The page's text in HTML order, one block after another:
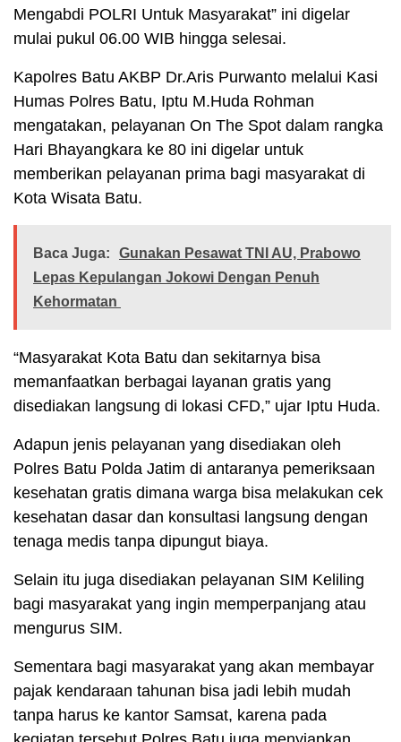
Mengabdi POLRI Untuk Masyarakat” ini digelar
mulai pukul 06.00 WIB hingga selesai.
Kapolres Batu AKBP Dr.Aris Purwanto melalui Kasi
Humas Polres Batu, Iptu M.Huda Rohman
mengatakan, pelayanan On The Spot dalam rangka
Hari Bhayangkara ke 80 ini digelar untuk
memberikan pelayanan prima bagi masyarakat di
Kota Wisata Batu.
Baca Juga:
Gunakan Pesawat TNI AU, Prabowo
Lepas Kepulangan Jokowi Dengan Penuh
Kehormatan
“Masyarakat Kota Batu dan sekitarnya bisa
memanfaatkan berbagai layanan gratis yang
disediakan langsung di lokasi CFD,” ujar Iptu Huda.
Adapun jenis pelayanan yang disediakan oleh
Polres Batu Polda Jatim di antaranya pemeriksaan
kesehatan gratis dimana warga bisa melakukan cek
kesehatan dasar dan konsultasi langsung dengan
tenaga medis tanpa dipungut biaya.
Selain itu juga disediakan pelayanan SIM Keliling
bagi masyarakat yang ingin memperpanjang atau
mengurus SIM.
Sementara bagi masyarakat yang akan membayar
pajak kendaraan tahunan bisa jadi lebih mudah
tanpa harus ke kantor Samsat, karena pada